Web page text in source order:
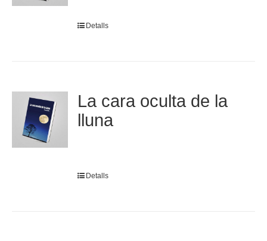
Detalls
La cara oculta de la
lluna
Detalls